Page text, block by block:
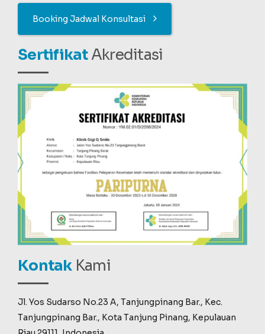
Booking Jadwal Konsultasi
SertifikatAkreditasi
KontakKami
Jl. Yos Sudarso No.23 A, Tanjungpinang Bar., Kec.
Tanjungpinang Bar., Kota Tanjung Pinang, Kepulauan